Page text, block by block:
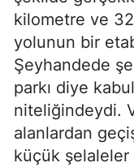
kilometre ve
yolunun bir
Şeyhandede
parkı diye
niteliğindeydi.
alanlardan
küçük